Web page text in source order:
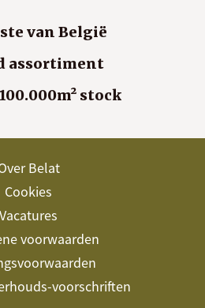
van België
assortiment
stock
Belat
Cookies
Vacatures
voorwaarden
voorschriften